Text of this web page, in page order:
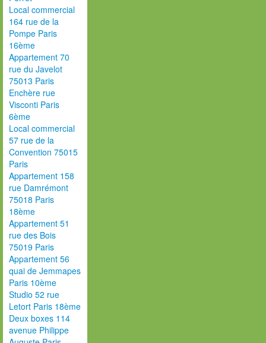
Local commercial
164 rue de la
Pompe Paris
16ème
Appartement 70
rue du Javelot
75013 Paris
Enchère rue
Visconti Paris
6ème
Local commercial
57 rue de la
Convention 75015
Paris
Appartement 158
rue Damrémont
75018 Paris
18ème
Appartement 51
rue des Bois
75019 Paris
Appartement 56
quai de Jemmapes
Paris 10ème
Studio 52 rue
Letort Paris 18ème
Deux boxes 114
avenue Philippe